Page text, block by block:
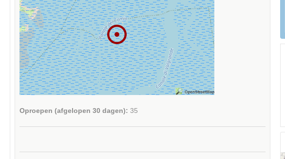
Oproepen (afgelopen 30 dagen): 35